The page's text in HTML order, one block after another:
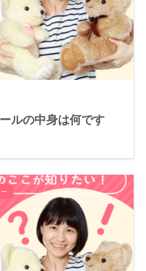
ルの中身は何です
─